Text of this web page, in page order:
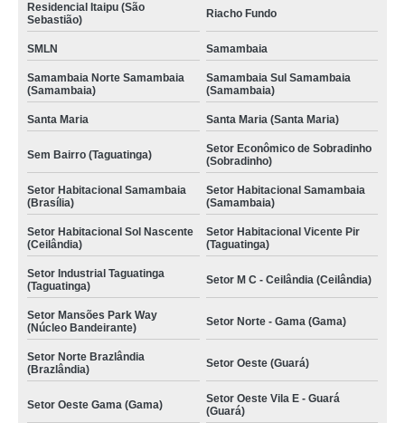
Residencial Itaipu (São
Sebastião)
Riacho Fundo
SMLN Samambaia
Samambaia Norte Samambaia
(Samambaia)
Samambaia Sul Samambaia
(Samambaia)
Santa Maria Santa Maria (Santa Maria)
Sem Bairro (Taguatinga)
Setor Econômico de Sobradinho
(Sobradinho)
Setor Habitacional Samambaia
(Brasília)
Setor Habitacional Samambaia
(Samambaia)
Setor Habitacional Sol Nascente
(Ceilândia)
Setor Habitacional Vicente Pir
(Taguatinga)
Setor Industrial Taguatinga
(Taguatinga)
Setor M C - Ceilândia (Ceilândia)
Setor Mansões Park Way
(Núcleo Bandeirante)
Setor Norte - Gama (Gama)
Setor Norte Brazlândia
(Brazlândia)
Setor Oeste (Guará)
Setor Oeste Gama (Gama)
Setor Oeste Vila E - Guará
(Guará)